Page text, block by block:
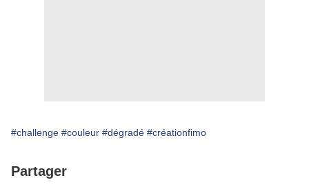
#challenge #couleur #dégradé #créationfimo
Partager